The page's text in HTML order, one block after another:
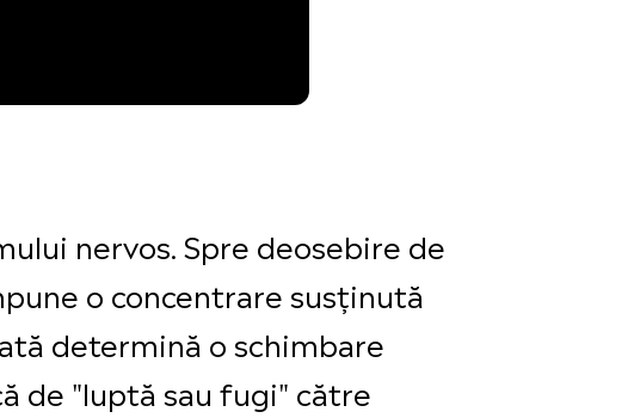
nervos. Spre deosebire de
o concentrare susținută
determină o schimbare
de "luptă sau fugi" către